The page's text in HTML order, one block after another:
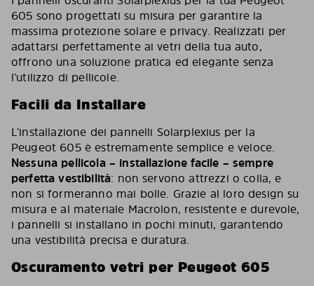
605 sono progettati su misura per garantire la
massima protezione solare e privacy. Realizzati per
adattarsi perfettamente ai vetri della tua auto,
offrono una soluzione pratica ed elegante senza
l’utilizzo di pellicole.
Facili da Installare
L’installazione dei pannelli Solarplexius per la
Peugeot 605 è estremamente semplice e veloce.
Nessuna pellicola – installazione facile – sempre
perfetta vestibilità: non servono attrezzi o colla, e
non si formeranno mai bolle. Grazie al loro design su
misura e al materiale Macrolon, resistente e durevole,
i pannelli si installano in pochi minuti, garantendo
una vestibilità precisa e duratura.
Oscuramento vetri per Peugeot 605